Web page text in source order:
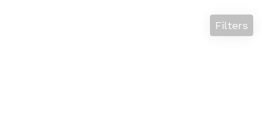
Filters